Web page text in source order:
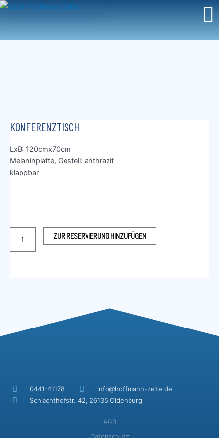
Zum
KONFERENZTISCH
LxB: 120cmx70cm
Melaninplatte, Gestell: anthrazit
klappbar
Konferenztisch
Menge
ZUR RESERVIERUNG HINZUFÜGEN
0441-41178
info@hoffmann-zelte.de
Schlachthofstr. 42, 26135 Oldenburg
AGB
Datenschutz